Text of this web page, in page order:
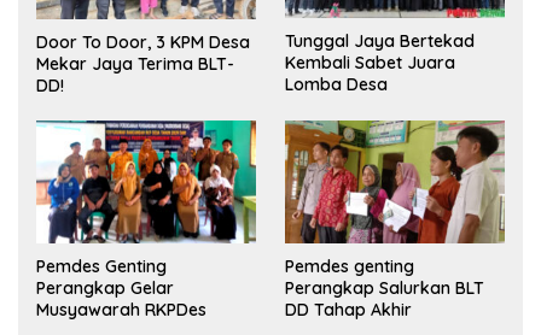
Door To Door, 3 KPM Desa
Mekar Jaya Terima BLT-
DD!
Tunggal Jaya Bertekad
Kembali Sabet Juara
Lomba Desa
Pemdes Genting
Perangkap Gelar
Musyawarah RKPDes
Pemdes genting
Perangkap Salurkan BLT
DD Tahap Akhir